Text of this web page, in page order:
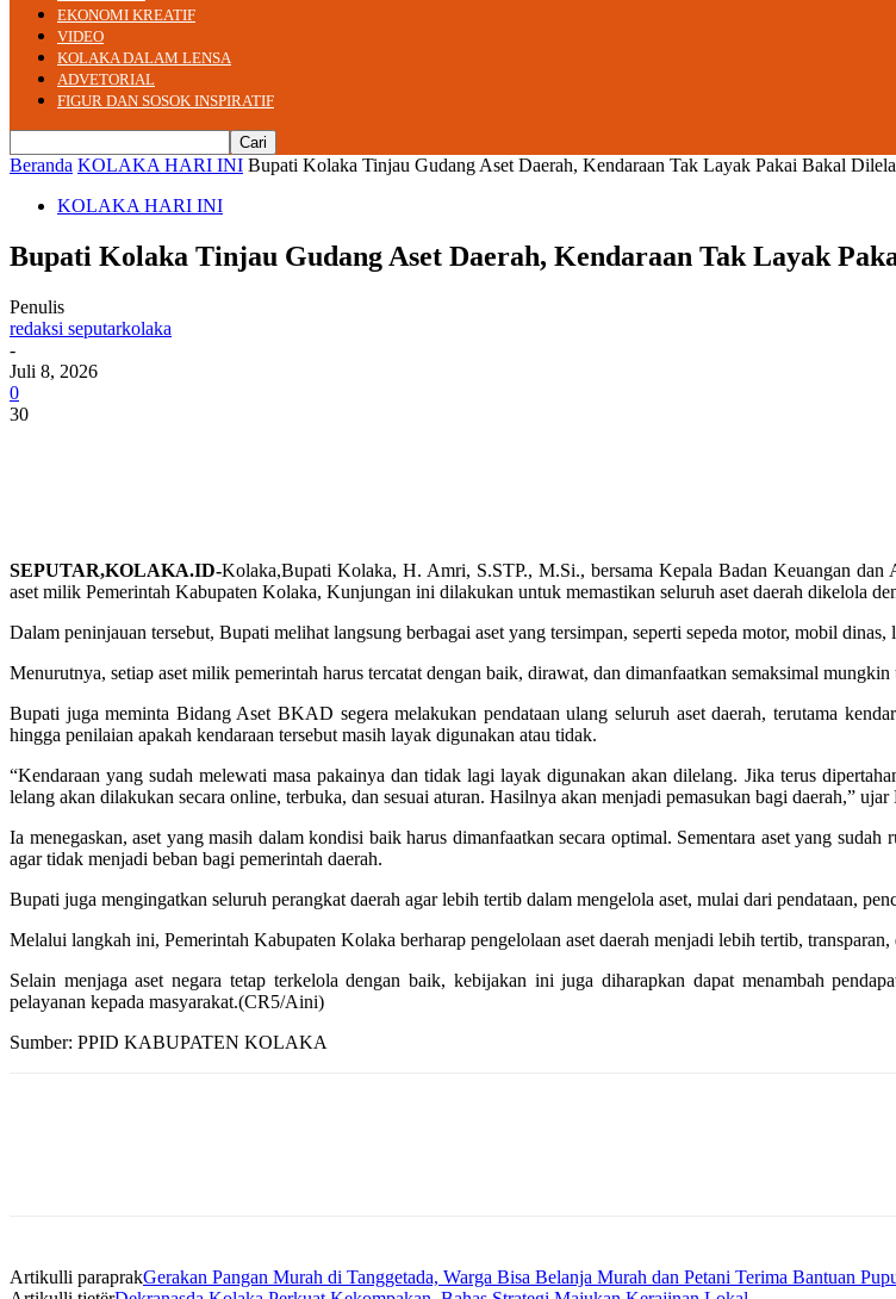
EKONOMI KREATIF
VIDEO
KOLAKA DALAM LENSA
ADVETORIAL
FIGUR DAN SOSOK INSPIRATIF
Beranda KOLAKA HARI INI Bupati Kolaka Tinjau Gudang Aset Daerah, Kendaraan Tak Layak Pakai Bakal
KOLAKA HARI INI
Bupati Kolaka Tinjau Gudang Aset Daerah, Kendaraan Tak Layak
Penulis
redaksi seputarkolaka
-
Juli 8, 2026
0
30
SEPUTAR,KOLAKA.ID-Kolaka,Bupati Kolaka, H. Amri, S.STP., M.Si., bersama Kepala Badan Keuangan
aset milik Pemerintah Kabupaten Kolaka, Kunjungan ini dilakukan untuk memastikan seluruh aset daerah dikelola
Dalam peninjauan tersebut, Bupati melihat langsung berbagai aset yang tersimpan, seperti sepeda motor, mobil
Menurutnya, setiap aset milik pemerintah harus tercatat dengan baik, dirawat, dan dimanfaatkan semaksimal
Bupati juga meminta Bidang Aset BKAD segera melakukan pendataan ulang seluruh aset daerah, terutama
hingga penilaian apakah kendaraan tersebut masih layak digunakan atau tidak.
“Kendaraan yang sudah melewati masa pakainya dan tidak lagi layak digunakan akan dilelang. Jika terus
lelang akan dilakukan secara online, terbuka, dan sesuai aturan. Hasilnya akan menjadi pemasukan bagi daerah,” ujar
Ia menegaskan, aset yang masih dalam kondisi baik harus dimanfaatkan secara optimal. Sementara aset yang
agar tidak menjadi beban bagi pemerintah daerah.
Bupati juga mengingatkan seluruh perangkat daerah agar lebih tertib dalam mengelola aset, mulai dari pendataan,
Melalui langkah ini, Pemerintah Kabupaten Kolaka berharap pengelolaan aset daerah menjadi lebih tertib, transparan,
Selain menjaga aset negara tetap terkelola dengan baik, kebijakan ini juga diharapkan dapat menambah
pelayanan kepada masyarakat.(CR5/Aini)
Sumber: PPID KABUPATEN KOLAKA
Artikulli paraprakGerakan Pangan Murah di Tanggetada, Warga Bisa Belanja Murah dan Petani Terima Bantuan